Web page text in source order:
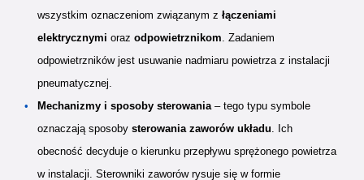
wszystkim oznaczeniom związanym z łączeniami
elektrycznymi oraz odpowietrznikom. Zadaniem
odpowietrzników jest usuwanie nadmiaru powietrza z instalacji
pneumatycznej.
Mechanizmy i sposoby sterowania– tego typu symbole
oznaczają sposoby sterowania zaworów układu. Ich
obecność decyduje o kierunku przepływu sprężonego powietrza
w instalacji. Sterowniki zaworów rysuje się w formie